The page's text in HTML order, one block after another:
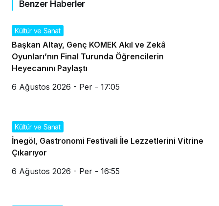
Benzer Haberler
Kültür ve Sanat
Başkan Altay, Genç KOMEK Akıl ve Zekâ
Oyunları’nın Final Turunda Öğrencilerin
Heyecanını Paylaştı
6 Ağustos 2026 - Per - 17:05
Kültür ve Sanat
İnegöl, Gastronomi Festivali İle Lezzetlerini Vitrine
Çıkarıyor
6 Ağustos 2026 - Per - 16:55